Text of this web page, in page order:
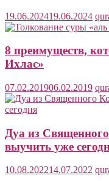
19.06.202419.06.2024
8 преимуществ,
Ихлас»
07.02.201906.02.2019
Дуа из
выучить уже
10.08.202214.07.2022